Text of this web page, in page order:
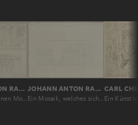
JOHANN ANTON RAMBOUX
Nach verschiedenen Mosaiken in Ravenna
JOHANN ANTON RAMBOUX
Ein Mosaik, welches sich unter dem Portikus von San Marco befindet